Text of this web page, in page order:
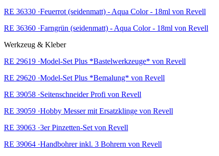
RE 36330 ·Feuerrot (seidenmatt) - Aqua Color - 18ml von Revell
RE 36360 ·Farngrün (seidenmatt) - Aqua Color - 18ml von Revell
Werkzeug & Kleber
RE 29619 ·Model-Set Plus *Bastelwerkzeuge* von Revell
RE 29620 ·Model-Set Plus *Bemalung* von Revell
RE 39058 ·Seitenschneider Profi von Revell
RE 39059 ·Hobby Messer mit Ersatzklinge von Revell
RE 39063 ·3er Pinzetten-Set von Revell
RE 39064 ·Handbohrer inkl. 3 Bohrern von Revell